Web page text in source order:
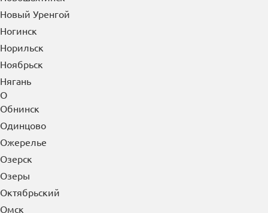
Ногинск
Норильск
Ноябрьск
Нягань
О
Обнинск
Одинцово
Ожерелье
Озерск
Озеры
Октябрьский
Омск
Орел